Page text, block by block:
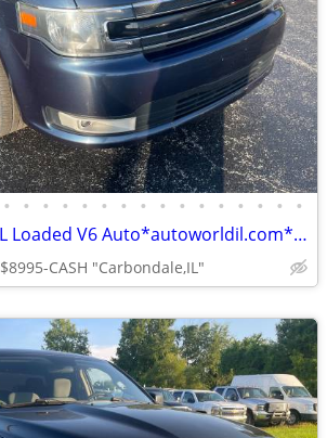
• • • • • • • • • • • • • • • •
2017 Ford Flex SEL Loaded V6 Auto*autoworldil.com*"NICE FAMILY VEHICL"
$8995-CASH "Carbondale,IL"